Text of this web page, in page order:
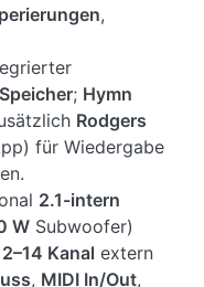
,
; Hymn
Rodgers
für Wiedergabe
2.1-intern
W Subwoofer)
2–14 Kanal extern
, MIDI In/Out,